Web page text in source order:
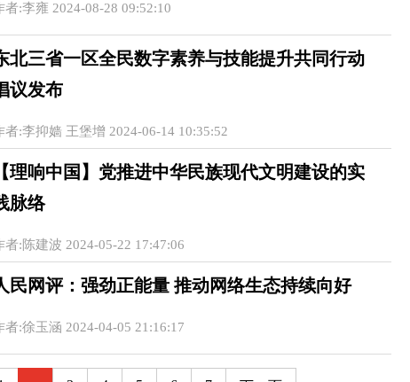
者:李雍 2024-08-28 09:52:10
北三省一区全民数字素养与技能提升共同行动
议发布
者:李抑嫱 王堡增 2024-06-14 10:35:52
【理响中国】党推进中华民族现代文明建设的实
脉络
者:陈建波 2024-05-22 17:47:06
民网评：强劲正能量 推动网络生态持续向好
者:徐玉涵 2024-04-05 21:16:17